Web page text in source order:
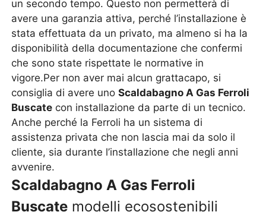
un secondo tempo. Questo non permetterà di
avere una garanzia attiva, perché l’installazione è
stata effettuata da un privato, ma almeno si ha la
disponibilità della documentazione che confermi
che sono state rispettate le normative in
vigore.Per non aver mai alcun grattacapo, si
consiglia di avere unoScaldabagno A Gas Ferroli
Buscate con installazione da parte di un tecnico.
Anche perché la Ferroli ha un sistema di
assistenza privata che non lascia mai da solo il
cliente, sia durante l’installazione che negli anni
avvenire.
Scaldabagno A Gas Ferroli
Buscate modelli ecosostenibili